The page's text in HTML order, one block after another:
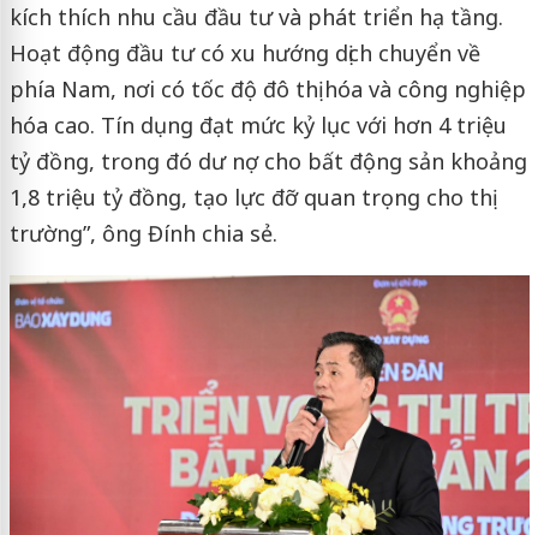
kích thích nhu cầu đầu tư và phát triển hạ tầng.
Hoạt động đầu tư có xu hướng dịch chuyển về
phía Nam, nơi có tốc độ đô thị hóa và công nghiệp
hóa cao. Tín dụng đạt mức kỷ lục với hơn 4 triệu
tỷ đồng, trong đó dư nợ cho bất động sản khoảng
1,8 triệu tỷ đồng, tạo lực đỡ quan trọng cho thị
trường”, ông Đính chia sẻ.